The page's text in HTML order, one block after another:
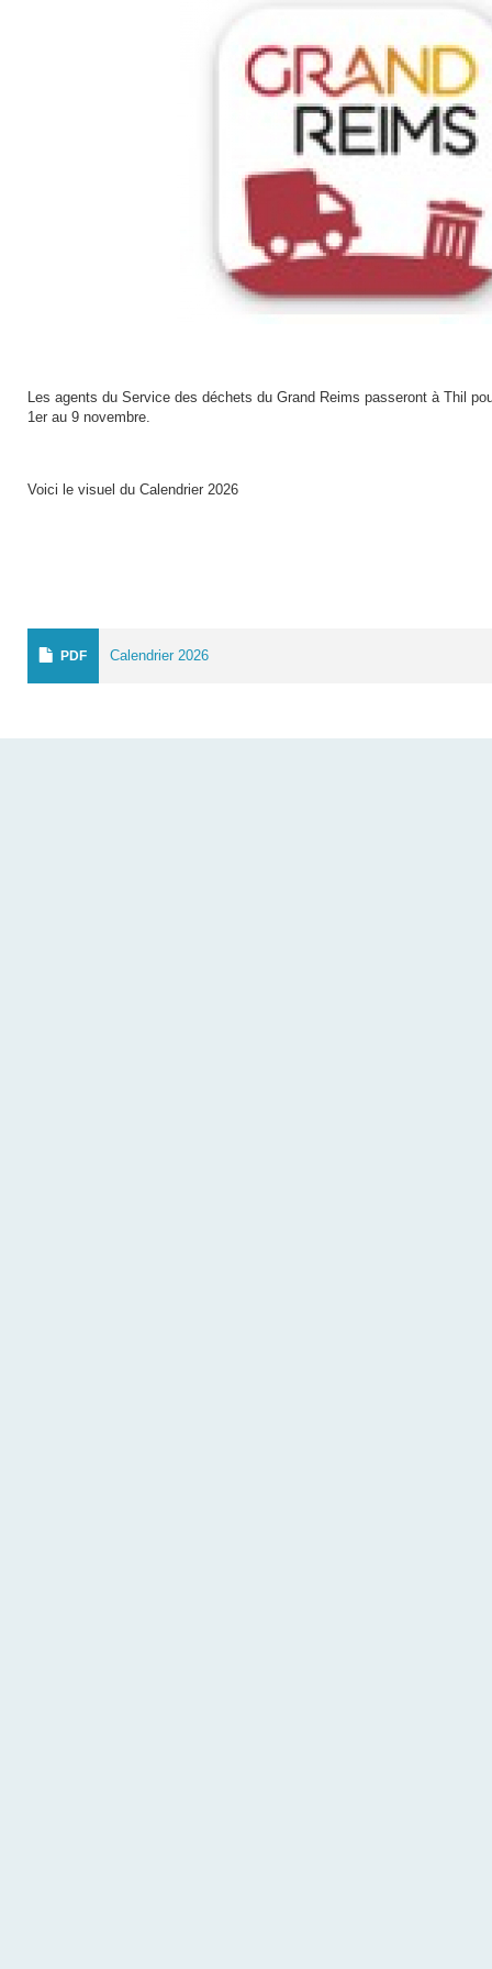
Les agents du Service des déchets du Grand Reims passeront à Thil
1er au 9 novembre.
Voici le visuel du Calendrier 2026
PDF Calendrier 2026